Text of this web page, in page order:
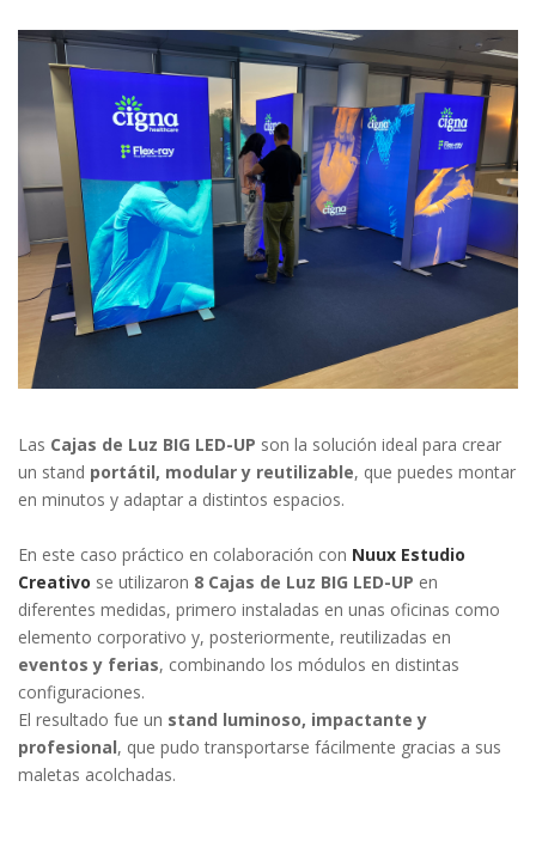
Las Cajas de Luz BIG LED-UP son la solución ideal para crear
un stand portátil, modular y reutilizable, que puedes montar
en minutos y adaptar a distintos espacios.
En este caso práctico en colaboración con Nuux Estudio
Creativo se utilizaron 8 Cajas de Luz BIG LED-UP en
diferentes medidas, primero instaladas en unas oficinas como
elemento corporativo y, posteriormente, reutilizadas en
eventos y ferias, combinando los módulos en distintas
configuraciones.
El resultado fue un stand luminoso, impactante y
profesional, que pudo transportarse fácilmente gracias a sus
maletas acolchadas.